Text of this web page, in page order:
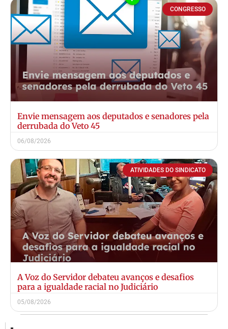
CONGRESSO
Envie mensagem aos deputados e senadores pela
derrubada do Veto 45
06/08/2026
ATIVIDADES DO SINDICATO
A Voz do Servidor debateu avanços e desafios
para a igualdade racial no Judiciário
05/08/2026